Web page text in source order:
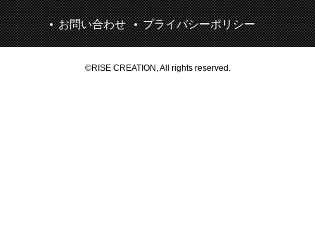
お問い合わせ プライバシーポリシー
©RISE CREATION, All rights reserved.